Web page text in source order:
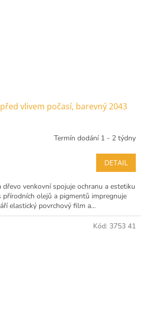
vlivem počasí, barevný 2043
Termín dodání 1 - 2 týdny
DETAIL
dřevo venkovní spojuje ochranu a estetiku
přírodních olejů a pigmentů impregnuje
elastický povrchový film a...
Kód: 3753 41